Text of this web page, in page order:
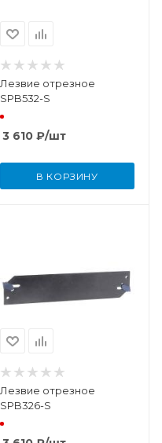
Лезвие отрезное
SPB532-S
3 610 ₽/шт
В КОРЗИНУ
Лезвие отрезное
SPB326-S